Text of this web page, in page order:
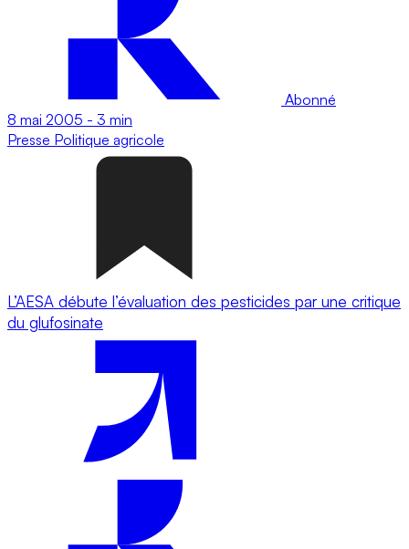
Abonné
8 mai 2005 - 3 min
Presse Politique agricole
L’AESA débute l’évaluation des pesticides par une critique
du glufosinate